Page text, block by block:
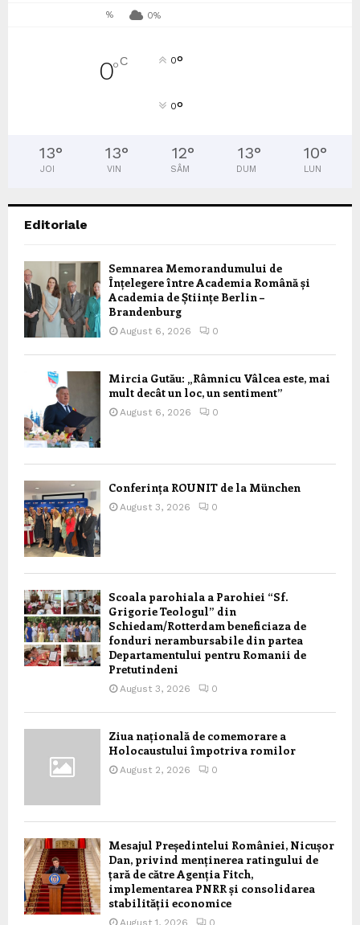
% 0%
0°C 0°
0°
13°
JOI
13°
VIN
12°
SÂM
13°
DUM
10°
LUN
Editoriale
Semnarea Memorandumului de
Înțelegere între Academia Română și
Academia de Științe Berlin –
Brandenburg
August 6, 2026 0
Mircia Gutău: „Râmnicu Vâlcea este, mai
mult decât un loc, un sentiment”
August 6, 2026 0
Conferința ROUNIT de la München
August 3, 2026 0
Scoala parohiala a Parohiei “Sf.
Grigorie Teologul” din
Schiedam/Rotterdam beneficiaza de
fonduri nerambursabile din partea
Departamentului pentru Romanii de
Pretutindeni
August 3, 2026 0
Ziua națională de comemorare a
Holocaustului împotriva romilor
August 2, 2026 0
Mesajul Președintelui României, Nicușor
Dan, privind menținerea ratingului de
țară de către Agenția Fitch,
implementarea PNRR și consolidarea
stabilității economice
August 1, 2026 0